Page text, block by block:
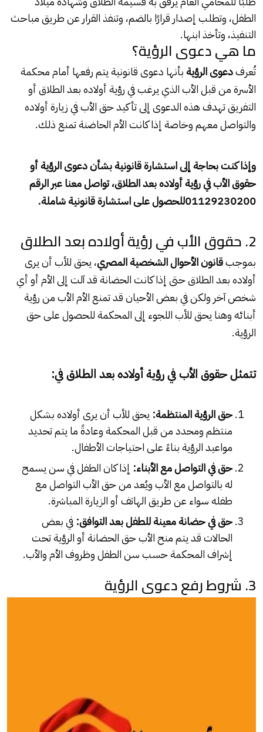
الطفل، وتطلب إصدار قرارًا بالضم، وتنفذ القرار عن طريق مباحث
التنفيذ، وتأخذ ابنها.
ما هي دعوى الرؤية؟
تُعرفدعوى الرؤيةبأنها دعوى قانونية يتم رفعها أمام محكمة
الأسرة من قبل الأب الذي يرغب في رؤية أولاده بعد الطلاق أو
التفريق تهدف هذه الدعوى إلى تأكيد حق الأب في زيارة أولاده
والتواصل معهم وخاصة إذا كانت الأم الحاضنة تمنع ذلك.
وإذا كنت بحاجة إلى استشارة قانونية بشأن دعوى الرؤية أو
حقوق الأب في رؤية أولاده بعد الطلاق، تواصل معنا عبر الرقم
01129230200للحصول على استشارة قانونية شاملة.
2. حقوق الأب في رؤية أولاده بعد الطلاق
بموجبقانون الأحوال الشخصية المصري، يحق للأب أن يرى
أولاده بعد الطلاق حتى إذا كانت الحضانة قد آلت إلى الأم أو أي
شخص آخر ولكن في بعض الأحيان قد تمنع الأم الأب من رؤية
أبنائه وهنا يحق للأب اللجوء إلى المحكمة للحصول على حق
الرؤية.
تتمثل حقوق الأب في رؤية أولاده بعد الطلاق في:
حق الرؤية المنتظمة: يحق للأب أن يرى أولاده بشكل
منتظم ومحدد من قبل المحكمة وعادةً ما يتم تحديد
مواعيد الرؤية بناءً على احتياجات الأطفال.
حق في التواصل مع الأبناء: إذا كان الطفل في سن يسمح
له بالتواصل مع الأب ويُعد من حق الأب التواصل مع
طفله سواء عن طريق الهاتف أو الزيارة المباشرة.
حق في حضانة معينة للطفل بعد التوافق: في بعض
الحالات قد يتم منح الأب حق الحضانة أو الرؤية تحت
إشراف المحكمة حسب سن الطفل وظروف الأم والأب.
3. شروط رفع دعوى الرؤية